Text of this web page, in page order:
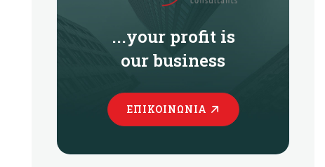
...your profit is
our business
ΕΠΙΚΟΙΝΩΝΊΑ